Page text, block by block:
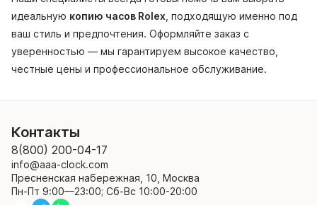
идеальную копию часов Rolex , подходящую именно под
ваш стиль и предпочтения. Оформляйте заказ с
уверенностью — мы гарантируем высокое качество,
честные цены и профессиональное обслуживание.
Контакты
8(800) 200-04-17
info@aaa-clock.com
Пресненская набережная, 10, Москва
Пн-Пт 9:00—23:00; Сб-Вс 10:00-20:00